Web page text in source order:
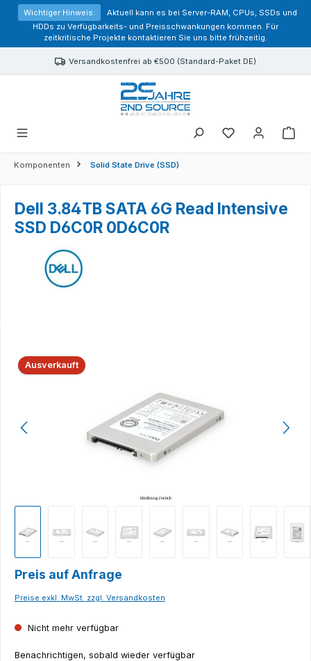
springen
Wichtiger Hinweis:
Aktuell kann es bei Server-RAM, CPUs, SSDs und
HDDs zu Verfügbarkeits- und Preisschwankungen kommen. Für
zeitkritische Projekte kontaktieren Sie uns bitte frühzeitig.
Versandkostenfrei ab €500 (Standard-Paket DE)
Sie haben 0
Komponenten Solid State Drive (SSD)
Dell 3.84TB SATA 6G Read Intensive
SSD D6C0R 0D6C0R
Bildergalerie überspringen
Ausverkauft
Preis auf Anfrage
Preise exkl. MwSt. zzgl. Versandkosten
Nicht mehr verfügbar
Benachrichtigen, sobald wieder verfügbar